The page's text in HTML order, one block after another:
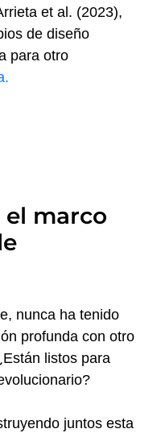
et al. (2023),
de diseño
para otro
el marco
nunca ha tenido
profunda con otro
listos para
juntos esta